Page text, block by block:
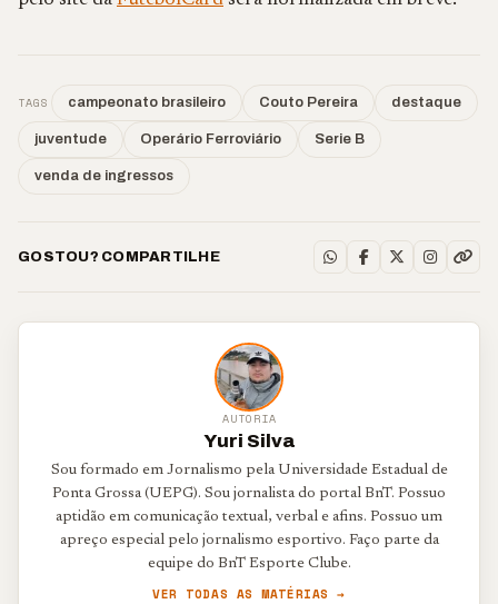
TAGS campeonato brasileiro Couto Pereira destaque
juventude Operário Ferroviário Serie B
venda de ingressos
GOSTOU? COMPARTILHE
AUTORIA
Yuri Silva
Sou formado em Jornalismo pela Universidade Estadual de
Ponta Grossa (UEPG). Sou jornalista do portal BnT. Possuo
aptidão em comunicação textual, verbal e afins. Possuo um
apreço especial pelo jornalismo esportivo. Faço parte da
equipe do BnT Esporte Clube.
VER TODAS AS MATÉRIAS →